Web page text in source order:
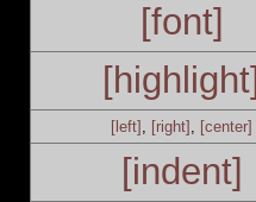
[font]
[highlight]
[left] , [right] , [center]
[indent]